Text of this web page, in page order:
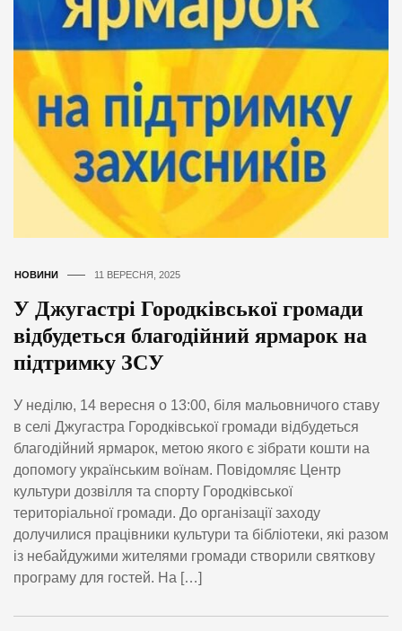
НОВИНИ 11 ВЕРЕСНЯ, 2025
У Джугастрі Городківської громади
відбудеться благодійний ярмарок на
підтримку ЗСУ
У неділю, 14 вересня о 13:00, біля мальовничого ставу
в селі Джугастра Городківської громади відбудеться
благодійний ярмарок, метою якого є зібрати кошти на
допомогу українським воїнам. Повідомляє Центр
культури дозвілля та спорту Городківської
територіальної громади. До організації заходу
долучилися працівники культури та бібліотеки, які разом
із небайдужими жителями громади створили святкову
програму для гостей. На […]